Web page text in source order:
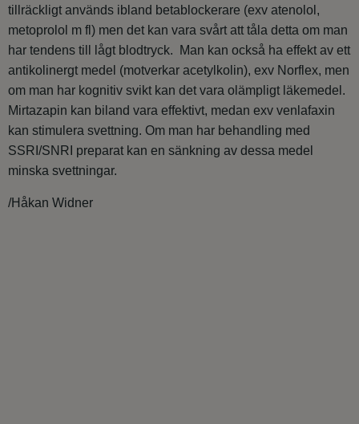
tillräckligt används ibland betablockerare (exv atenolol,
metoprolol m fl) men det kan vara svårt att tåla detta om man
har tendens till lågt blodtryck. Man kan också ha effekt av ett
antikolinergt medel (motverkar acetylkolin), exv Norflex, men
om man har kognitiv svikt kan det vara olämpligt läkemedel.
Mirtazapin kan biland vara effektivt, medan exv venlafaxin
kan stimulera svettning. Om man har behandling med
SSRI/SNRI preparat kan en sänkning av dessa medel
minska svettningar.
/Håkan Widner